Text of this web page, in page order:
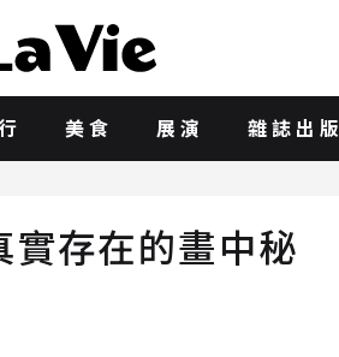
美食 展演 雜誌出版
實存在的畫中秘